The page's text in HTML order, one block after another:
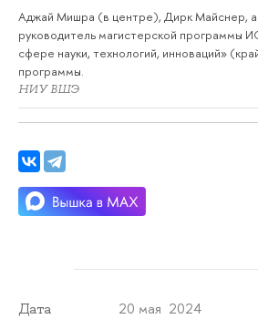
Аджай Мишра (в центре), Дирк Майснер,
руководитель магистерской программы
сфере науки, технологий, инноваций»
программы.
НИУ ВШЭ
Дата 20 мая 2024